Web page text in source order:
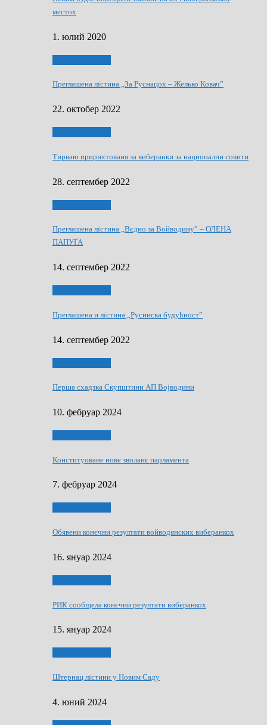
местох
1. юлий 2020
Преглашена лїстина „За Руснацох – Желько Ковач”
22. октобер 2022
Тирваю пририхтованя за виберанки за национални совити
28. септембер 2022
Преглашена лїстина „Вєдно за Войводину” – ОЛЕНА
ПАПУҐА
14. септембер 2022
Преглашена и лїстина „Русинска будућност”
14. септембер 2022
Перша схадзка Скупштини АП Војводини
10. фебруар 2024
Конституоване нове зволанє парламентa
7. фебруар 2024
Обявени конєчни резултати войводянских виберанкох
16. януар 2024
РИК сообщела конєчни резултати виберанкох
15. януар 2024
Штернац лїстини у Новим Саду
4. юний 2024